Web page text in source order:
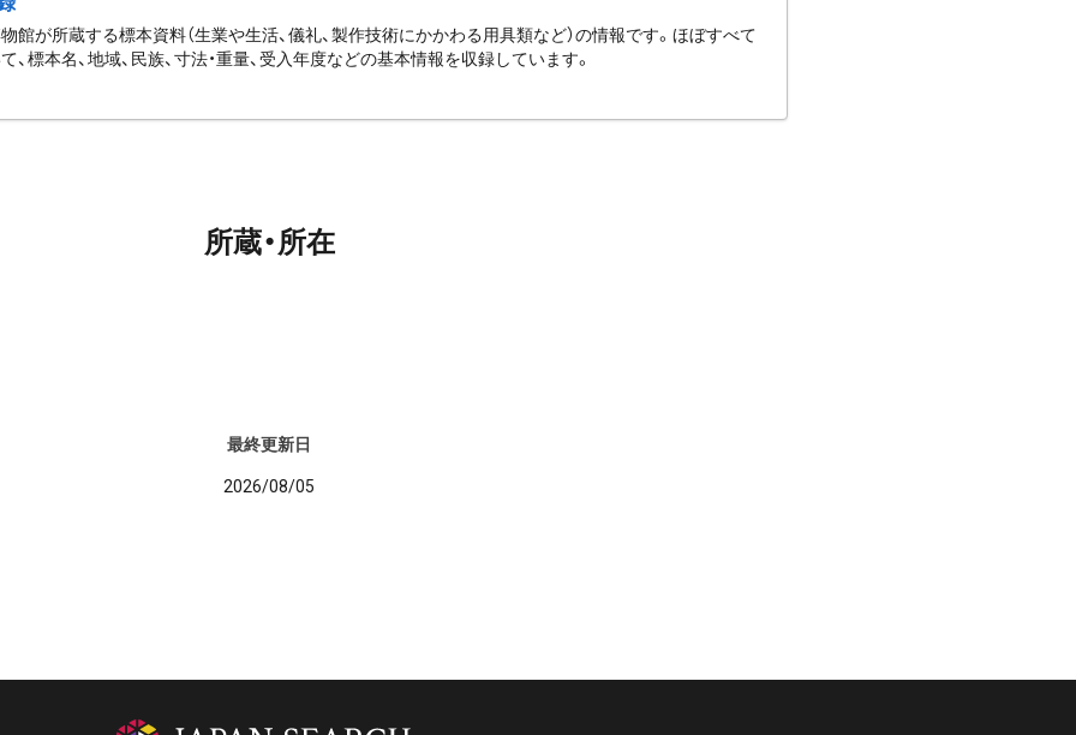
館が所蔵する標本資料（生業や生活、儀礼、製作技術にかかわる用具類など）の情報です。ほぼすべて
、標本名、地域、民族、寸法・重量、受入年度などの基本情報を収録しています。
所蔵・所在
最終更新日
2026/08/05